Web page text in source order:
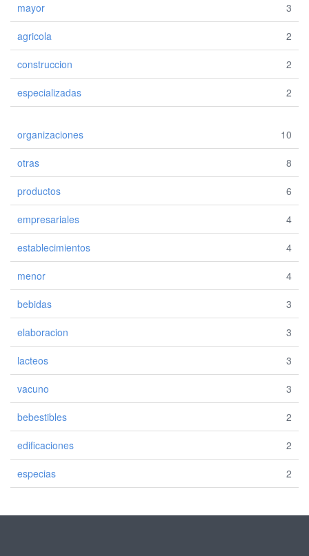
mayor 3
agricola 2
construccion 2
especializadas 2
organizaciones 10
otras 8
productos 6
empresariales 4
establecimientos 4
menor 4
bebidas 3
elaboracion 3
lacteos 3
vacuno 3
bebestibles 2
edificaciones 2
especias 2